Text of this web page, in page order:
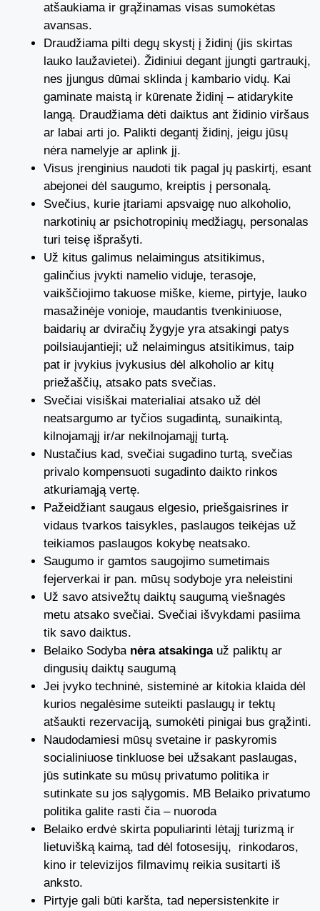
atšaukiama ir grąžinamas visas sumokėtas
avansas.
Draudžiama pilti degų skystį į židinį (jis skirtas
lauko laužavietei). Židiniui degant įjungti gartraukį,
nes įjungus dūmai sklinda į kambario vidų. Kai
gaminate maistą ir kūrenate židinį – atidarykite
langą. Draudžiama dėti daiktus ant židinio viršaus
ar labai arti jo. Palikti degantį židinį, jeigu jūsų
nėra namelyje ar aplink jį.
Visus įrenginius naudoti tik pagal jų paskirtį, esant
abejonei dėl saugumo, kreiptis į personalą.
Svečius, kurie įtariami apsvaigę nuo alkoholio,
narkotinių ar psichotropinių medžiagų, personalas
turi teisę išprašyti.
Už kitus galimus nelaimingus atsitikimus,
galinčius įvykti namelio viduje, terasoje,
vaikščiojimo takuose miške, kieme, pirtyje, lauko
masažinėje vonioje, maudantis tvenkiniuose,
baidarių ar dviračių žygyje yra atsakingi patys
poilsiaujantieji; už nelaimingus atsitikimus, taip
pat ir įvykius įvykusius dėl alkoholio ar kitų
priežaščių, atsako pats svečias.
Svečiai visiškai materialiai atsako už dėl
neatsargumo ar tyčios sugadintą, sunaikintą,
kilnojamąjį ir/ar nekilnojamąjį turtą.
Nustačius kad, svečiai sugadino turtą, svečias
privalo kompensuoti sugadinto daikto rinkos
atkuriamąją vertę.
Pažeidžiant saugaus elgesio, priešgaisrines ir
vidaus tvarkos taisykles, paslaugos teikėjas už
teikiamos paslaugos kokybę neatsako.
Saugumo ir gamtos saugojimo sumetimais
fejerverkai ir pan. mūsų sodyboje yra neleistini
Už savo atsivežtų daiktų saugumą viešnagės
metu atsako svečiai. Svečiai išvykdami pasiima
tik savo daiktus.
Belaiko Sodyba nėra atsakinga už paliktų ar
dingusių daiktų saugumą
Jei įvyko techninė, sisteminė ar kitokia klaida dėl
kurios negalėsime suteikti paslaugų ir tektų
atšaukti rezervaciją, sumokėti pinigai bus grąžinti.
Naudodamiesi mūsų svetaine ir paskyromis
socialiniuose tinkluose bei užsakant paslaugas,
jūs sutinkate su mūsų privatumo politika ir
sutinkate su jos sąlygomis. MB Belaiko privatumo
politika galite rasti čia – nuoroda
Belaiko erdvė skirta populiarinti lėtajį turizmą ir
lietuvišką kaimą, tad dėl fotosesijų, rinkodaros,
kino ir televizijos filmavimų reikia susitarti iš
anksto.
Pirtyje gali būti karšta, tad nepersistenkite ir